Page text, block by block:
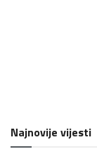
Najnovije vijesti